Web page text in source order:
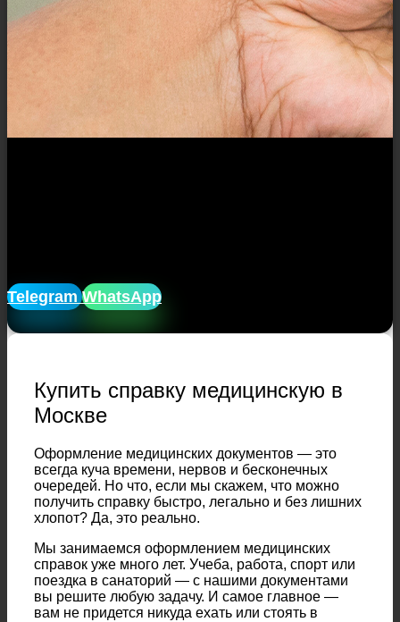
Telegram WhatsApp
Купить справку медицинскую в
Москве
Оформление медицинских документов — это
всегда куча времени, нервов и бесконечных
очередей. Но что, если мы скажем, что можно
получить справку быстро, легально и без лишних
хлопот? Да, это реально.
Мы занимаемся оформлением медицинских
справок уже много лет. Учеба, работа, спорт или
поездка в санаторий — с нашими документами
вы решите любую задачу. И самое главное —
вам не придется никуда ехать или стоять в